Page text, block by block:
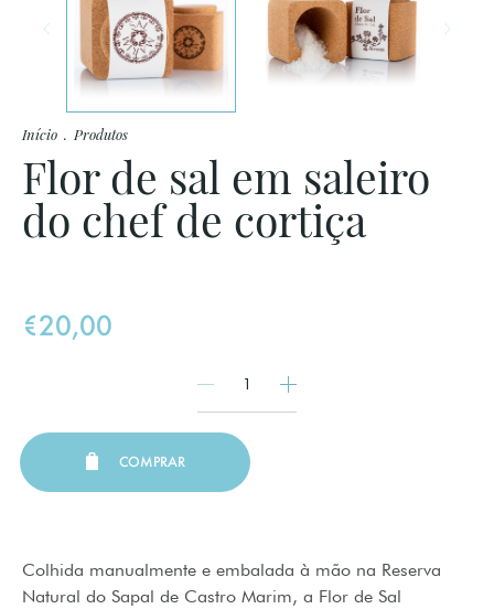
Início . Produtos
Flor de sal em saleiro
do chef de cortiça
€20,00
1
COMPRAR
Colhida manualmente e embalada à mão na Reserva
Natural do Sapal de Castro Marim, a Flor de Sal